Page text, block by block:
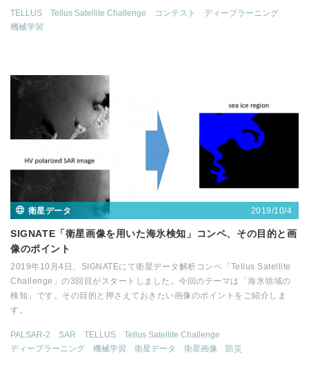
TELLUS Tellus Satellite Challenge コンテスト
ディープラーニング
機械学習
衛星データ 2019/10/4
SIGNATE「衛星画像を用いた海氷検知」コンペ、その目的と画
像のポイント
2019年10月4日、SIGNATEにて衛星データ解析コンペ「Tellus Satellite
Challenge」の3回目がスタートしました。今回のテーマは「海氷領域の
検知」です。その目的と押さえておきたい画像のポイントをご紹介しま
す。
PALSAR-2 SAR TELLUS
Tellus Satellite Challenge
ディープラーニング
機械学習 衛星データ 衛星画像 防災